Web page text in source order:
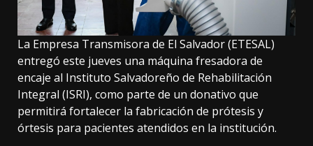
La Empresa Transmisora de El Salvador (ETESAL)
entregó este jueves una máquina fresadora de
encaje al Instituto Salvadoreño de Rehabilitación
Integral (ISRI), como parte de un donativo que
permitirá fortalecer la fabricación de prótesis y
órtesis para pacientes atendidos en la institución.